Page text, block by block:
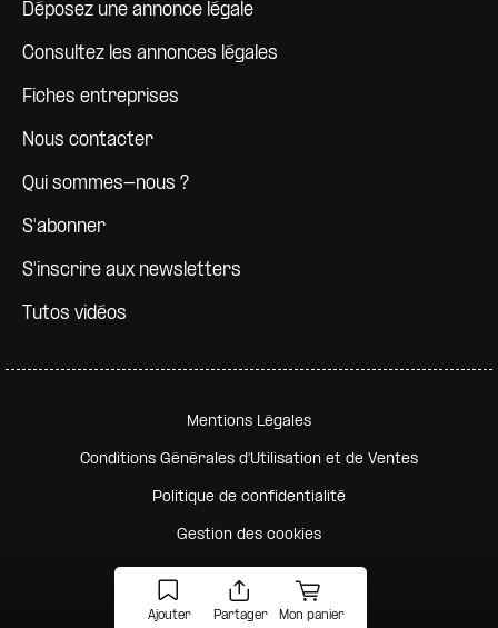
Ajouter Partager Mon panier
Déposez une annonce légale
Consultez les annonces légales
Fiches entreprises
Nous contacter
Qui sommes-nous ?
S'abonner
S'inscrire aux newsletters
Tutos vidéos
Pied de page secondaire
Mentions Légales
Conditions Générales d'Utilisation et de Ventes
Politique de confidentialité
Gestion des cookies